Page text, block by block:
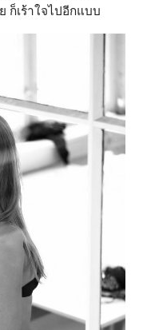
ก็เร้าใจไปอีกแบบ